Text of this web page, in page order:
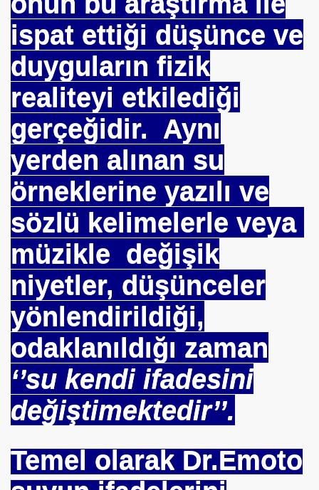
ispat ettiği düşünce ve
duyguların fizik
realiteyi etkilediği
gerçeğidir. Aynı
yerden alınan su
örneklerine yazılı ve
sözlü kelimelerle veya
müzikle değişik
niyetler, düşünceler
yönlendirildiği,
odaklanıldığı zaman
‘’su kendi ifadesini
değiştimektedir’’.
Temel olarak Dr.Emoto
İBNİ RÜŞD
VAKFI
?
ARINÇ
İle